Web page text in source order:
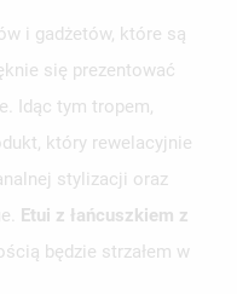
i gadżetów, które są
się prezentować
Idąc tym tropem,
który rewelacyjnie
stylizacji oraz
Etui z łańcuszkiem z
będzie strzałem w